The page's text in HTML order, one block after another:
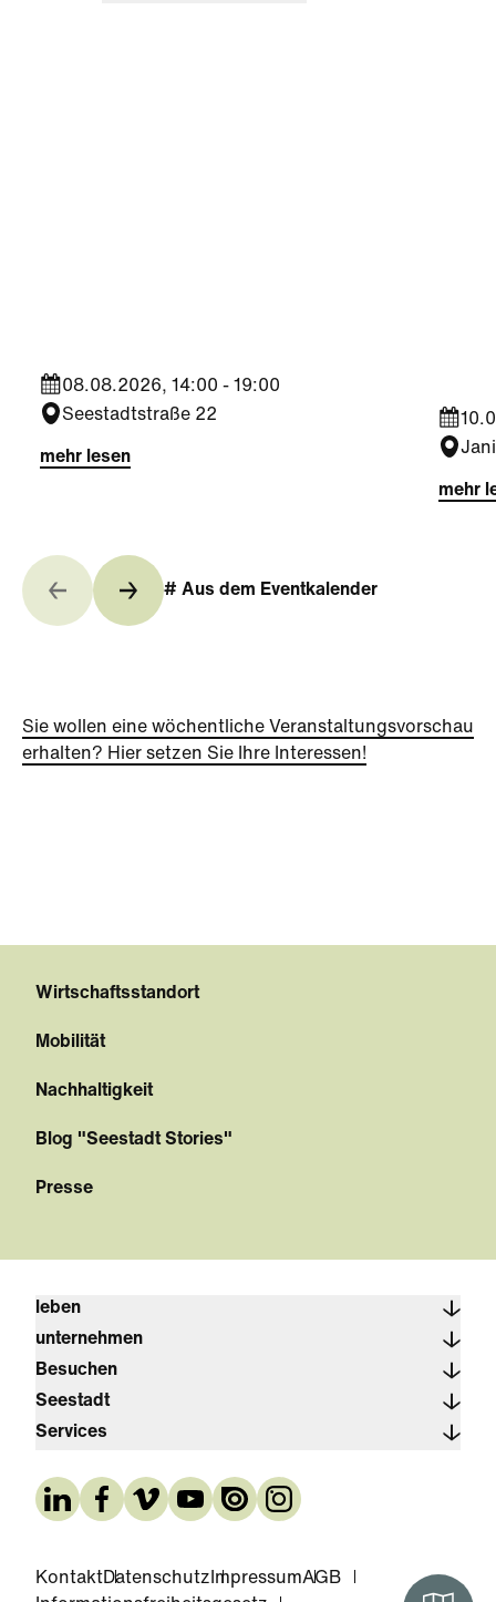
08.08.2026, 14:00 - 19:00
Seestadtstraße 22
mehr lesen
mehr
# Aus dem Eventkalender
Sie wollen eine wöchentliche Veranstaltungsvorschau
erhalten? Hier setzen Sie Ihre Interessen!
Wirtschaftsstandort
Mobilität
Nachhaltigkeit
Blog "Seestadt Stories"
Presse
leben
unternehmen
Besuchen
Seestadt
Services
KontaktDatenschutz ImpressumAGB